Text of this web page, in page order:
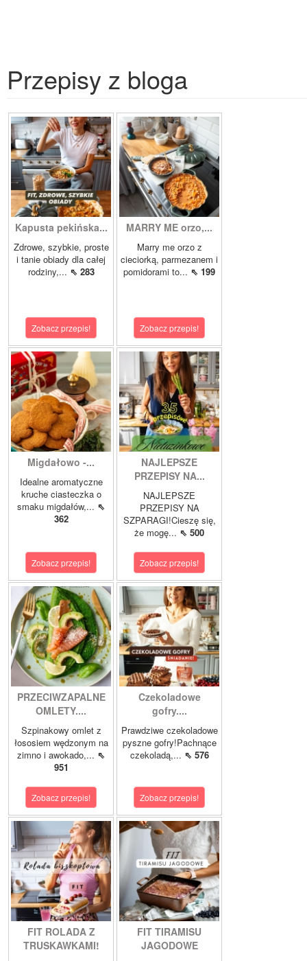
Przepisy z bloga
Kapusta pekińska...
Zdrowe, szybkie, proste
i tanie obiady dla całej
rodziny,... ⇖ 283
Zobacz przepis!
MARRY ME orzo,...
Marry me orzo z
cieciorką, parmezanem i
pomidorami to... ⇖ 199
Zobacz przepis!
Migdałowo -...
Idealne aromatyczne
kruche ciasteczka o
smaku migdałów,... ⇖
362
Zobacz przepis!
NAJLEPSZE
PRZEPISY NA...
NAJLEPSZE
PRZEPISY NA
SZPARAGI!Cieszę się,
że mogę... ⇖ 500
Zobacz przepis!
PRZECIWZAPALNE
OMLETY....
Szpinakowy omlet z
łososiem wędzonym na
zimno i awokado,... ⇖
951
Zobacz przepis!
Czekoladowe
gofry....
Prawdziwe czekoladowe
pyszne gofry!Pachnące
czekoladą,... ⇖ 576
Zobacz przepis!
FIT ROLADA Z
TRUSKAWKAMI!
FIT TIRAMISU
JAGODOWE